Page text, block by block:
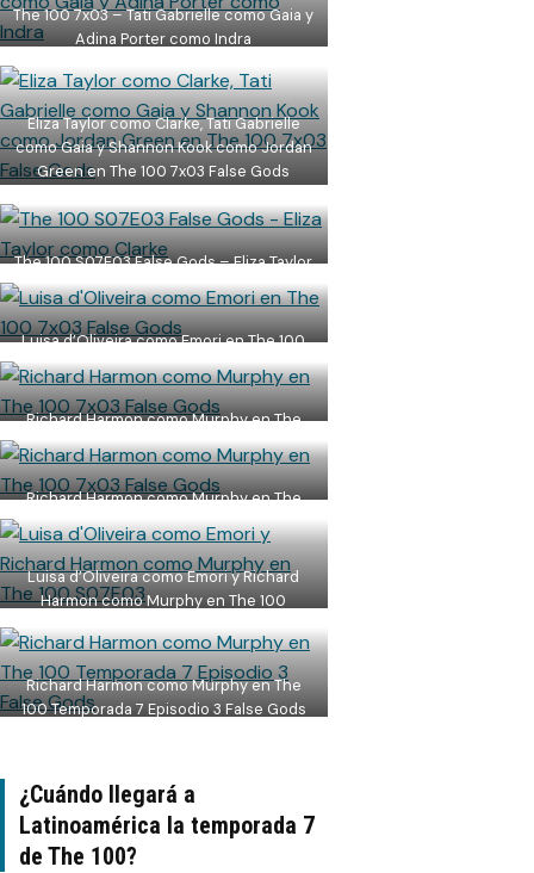
The 100 7x03 – Tati Gabrielle como Gaia y
Adina Porter como Indra
Eliza Taylor como Clarke, Tati Gabrielle
como Gaia y Shannon Kook como Jordan
Green en The 100 7x03 False Gods
The 100 S07E03 False Gods – Eliza Taylor
como Clarke
Luisa d’Oliveira como Emori en The 100
Temporada 7 Capítulo 3 False Gods
Richard Harmon como Murphy en The
100 T07E03 False Gods
Richard Harmon como Murphy en The
Luisa d’Oliveira como Emori y Richard
Harmon como Murphy en The 100
Richard Harmon como Murphy en The
100 Temporada 7 Episodio 3 False Gods
¿Cuándo llegará a
Latinoamérica la temporada 7
de The 100?